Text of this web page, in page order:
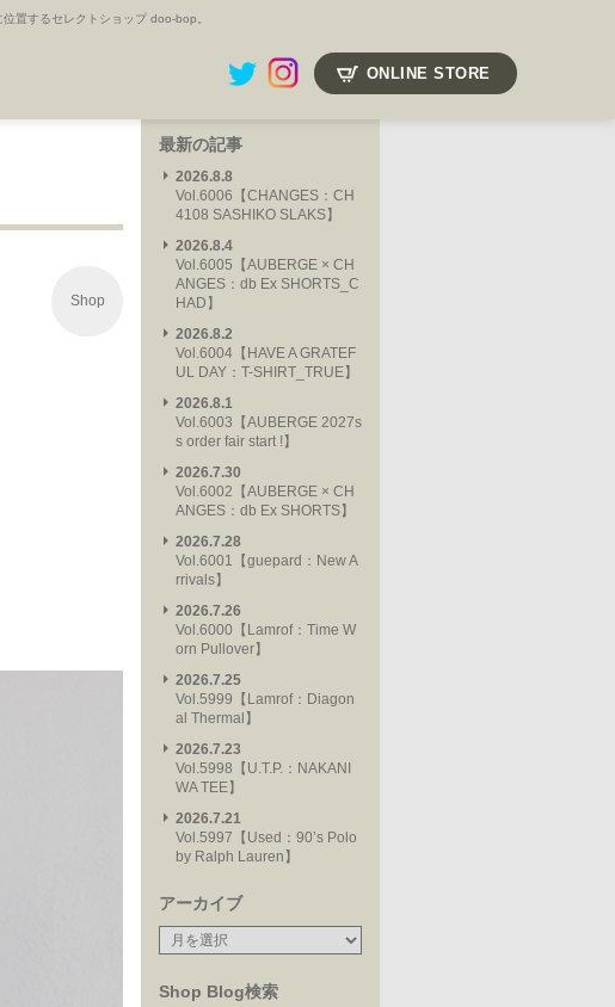
置するセレクトショップ doo-bop。
ONLINE STORE
Shop
最新の記事
2026.8.8
Vol.6006【CHANGES：CH
4108 SASHIKO SLAKS】
2026.8.4
Vol.6005【AUBERGE × CH
ANGES：db Ex SHORTS_C
HAD】
2026.8.2
Vol.6004【HAVE A GRATEF
UL DAY：T-SHIRT_TRUE】
2026.8.1
Vol.6003【AUBERGE 2027s
s order fair start !】
2026.7.30
Vol.6002【AUBERGE × CH
ANGES：db Ex SHORTS】
2026.7.28
Vol.6001【guepard：New A
rrivals】
2026.7.26
Vol.6000【Lamrof：Time W
orn Pullover】
2026.7.25
Vol.5999【Lamrof：Diagon
al Thermal】
2026.7.23
Vol.5998【U.T.P.：NAKANI
WA TEE】
2026.7.21
Vol.5997【Used：90’s Polo
by Ralph Lauren】
アーカイブ
Shop Blog検索